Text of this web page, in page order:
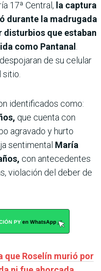
17ª Central, la captura
durante la madrugada
disturbios que estaban
como Pantanal .
de su celular
sitio.
identificados como:
que cuenta con
agravado y hurto
sentimental María
con antecedentes
violación del deber de
que Roselín murió por